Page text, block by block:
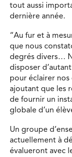
tout aussi
dernière année.
“Au fur et à
que nous
degrés divers…
disposer
pour éclairer nos
ajoutant que les
de fournir un
globale d’un
Un groupe
actuellement à
évalueront avec